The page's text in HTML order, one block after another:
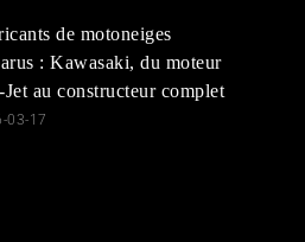
de motoneiges
: Kawasaki, du moteur
Jet au constructeur complet
03-17